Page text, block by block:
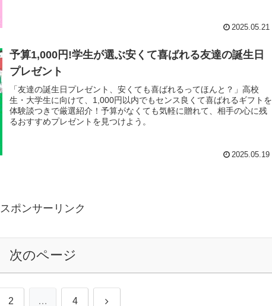
2025.05.21
予算1,000円!学生が選ぶ安くて喜ばれる友達の誕生日
プレゼント
「友達の誕生日プレゼント、安くても喜ばれるってほんと？」高校
生・大学生に向けて、1,000円以内でもセンス良くて喜ばれるギフトを
体験談つきで厳選紹介！予算がなくても気軽に贈れて、相手の心に残
るおすすめプレゼントを見つけよう。
2025.05.19
スポンサーリンク
次のページ
2 … 4 次